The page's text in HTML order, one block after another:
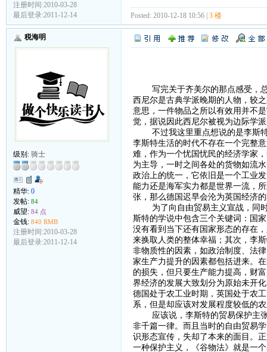
注册时间:2010-03-28
最后登录:2011-12-14
Posted: 2010-12-18 10:56 | 3 楼
税海明
级别: 骑士
精华: 0
发帖: 84
威望: 84 点
金钱: 840 RMB
注册时间:2010-03-28
最后登录:2011-12-14
写完关于齐美尔的那点感受，总
西尼尔是古典学派晚期的人物，较
意思，一件物品之所以有效用并不
觉，据说因此西尼尔被视为边际学
不过我这里重点想说的是李斯特
李斯特生活的时代不存在一个完整
难，作为一个忧国忧民的经济学家
为主导，一时之间各处的货物如流
政治上的统一，它依旧是一个工业
能力还是海军实力都是世界一流，
张，那么德国迟早会沦为英国经济
为了向自由贸易主义宣战，同时
斯特的学说中包含三个关键词：国
没有看到当下还有国家形态的存在
来换取人类的整体幸福；其次，李
非物质性的因素，如政治制度、法
家生产力提升的因素都包括进来。
的损失，但只要生产能力提高，财
界经济的发展大致划分为原始未开
德国处于农工业时期，英国处于农
系，但是却应该对发展程度较低的
应该说，李斯特的贸易保护主张
非千篇一律。而且当时的自由贸易
识形态宣传，失却了本来的面目。
一种保护主义，《谷物法》就是一